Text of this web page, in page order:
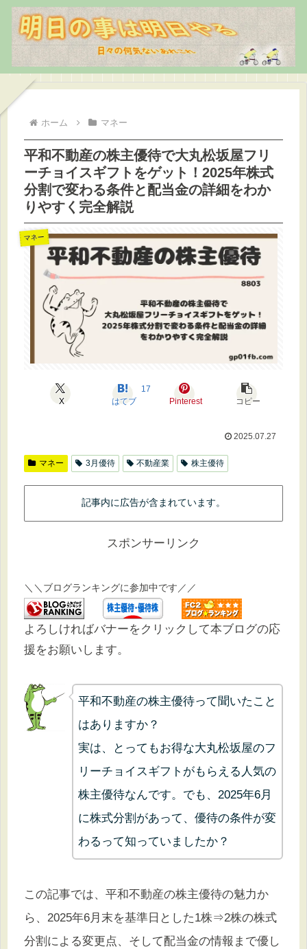
ホーム マネー
平和不動産の株主優待で大丸松坂屋フリ
ーチョイスギフトをゲット！2025年株式
分割で変わる条件と配当金の詳細をわか
りやすく完全解説
マネー
X はてブ
17
Pinterest
コピー
2025.07.27
マネー 3月優待 不動産業 株主優待
記事内に広告が含まれています。
スポンサーリンク
＼＼ブログランキングに参加中です／／
よろしければバナーをクリックして本ブログの応
援をお願いします。
平和不動産の株主優待って聞いたこと
はありますか？
実は、とってもお得な大丸松坂屋のフ
リーチョイスギフトがもらえる人気の
株主優待なんです。でも、2025年6月
に株式分割があって、優待の条件が変
わるって知っていましたか？
この記事では、平和不動産の株主優待の魅力か
ら、2025年6月末を基準日とした1株⇒2株の株式
分割による変更点、そして配当金の情報まで優し